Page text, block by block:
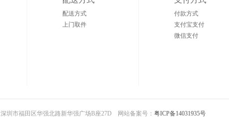
配送方式
上门取件
付款方式
支付宝支付
微信支付
深圳市福田区华强北路新华强广场B座27D 网站备案号： 粤ICP备14031935号